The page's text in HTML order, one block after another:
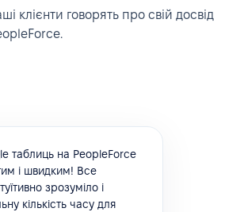
клієнти говорять про свій досвід
таблиць на PeopleForce
і швидким! Все
зрозуміло і
кількість часу для